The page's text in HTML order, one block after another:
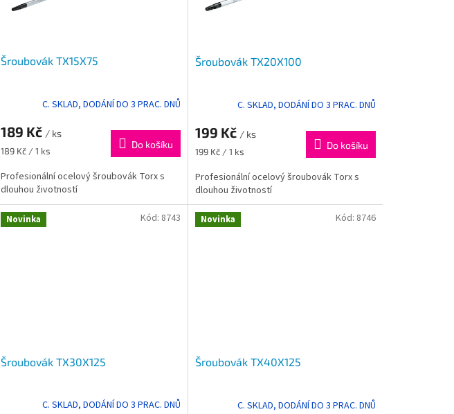
Šroubovák TX15X75
C. SKLAD, DODÁNÍ DO 3 PRAC. DNŮ
189 Kč / ks
Měrná
189 Kč / 1 ks
Do košíku
Profesionální ocelový šroubovák Torx s
dlouhou životností
Šroubovák TX20X100
C. SKLAD, DODÁNÍ DO 3 PRAC. DNŮ
199 Kč / ks
Měrná
199 Kč / 1 ks
Do košíku
Profesionální ocelový šroubovák Torx s
dlouhou životností
Novinka
Šroubovák TX30X125
C. SKLAD, DODÁNÍ DO 3 PRAC. DNŮ
Kód: 8743 Novinka
Šroubovák TX40X125
C. SKLAD, DODÁNÍ DO 3 PRAC. DNŮ
Kód: 8746